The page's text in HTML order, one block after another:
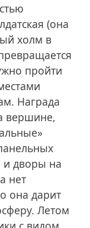
(она
холм в
пройти
Награда
вершине,
и дворы на
нет
она дарит
Летом